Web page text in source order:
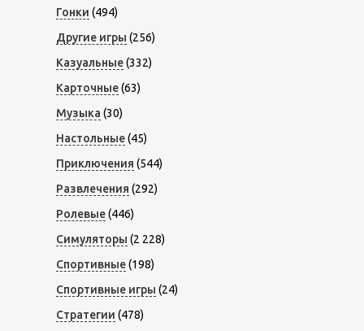
Гонки (494)
Другие игры (256)
Казуальные(332)
Карточные(63)
Музыка (30)
Настольные(45)
Приключения (544)
Развлечения (292)
Ролевые(446)
Симуляторы (2 228)
Спортивные(198)
Спортивные игры (24)
Стратегии (478)